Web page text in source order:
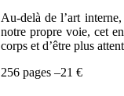
Au-delà de l’art
notre propre voie, cet
corps et d’être plus
256 pages –21 €